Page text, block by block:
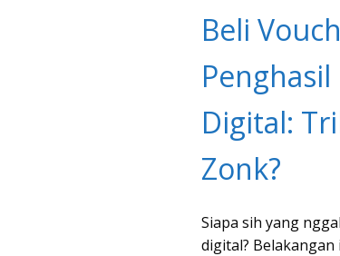
Beli
Digital:
Zonk?
Siapa sih yang
digital?